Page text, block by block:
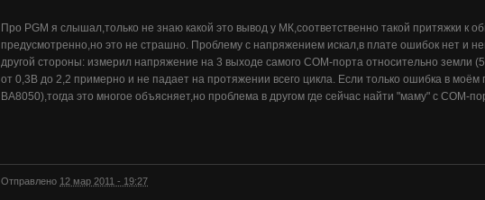
Про PGM я слышал,только не знаю какой это вывод у МК,соответственно такой притяжки к
предусмотренно,но это не страшно. Проблему с напряжением искал,в плате ошибок нет и
другой стороны: измерил напряжение на 3 выходе самого COM-порта относительно земли
от 0,3В до 2,2 примерно и не падает на протяжении всего цикла. Если только ошибка в
BA8050),тогда это многое объясняет,но проблема в другом где сейчас найти "маму" с COM-
Отправлено 12 мар 2011 - 19:27